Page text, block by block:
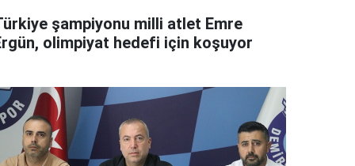
şampiyonu milli atlet Emre
olimpiyat hedefi için koşuyor